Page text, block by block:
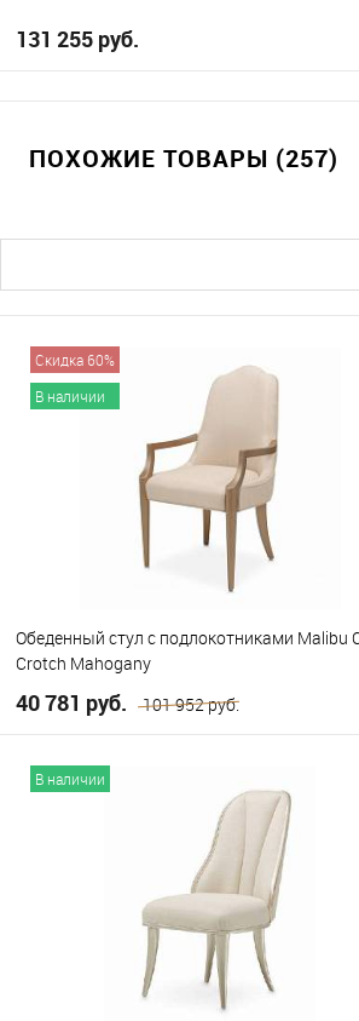
131 255 руб.
В корзину
ПОХОЖИЕ ТОВАРЫ (257)
Скидка 60%
В наличии
Обеденный стул с подлокотниками Malibu
Crotch Mahogany
40 781 руб. 101 952 руб.
В наличии